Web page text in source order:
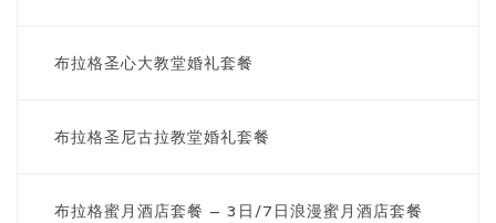
布拉格圣心大教堂婚礼套餐
布拉格圣尼古拉教堂婚礼套餐
布拉格蜜月酒店套餐 – 3日/7日浪漫蜜月酒店套餐